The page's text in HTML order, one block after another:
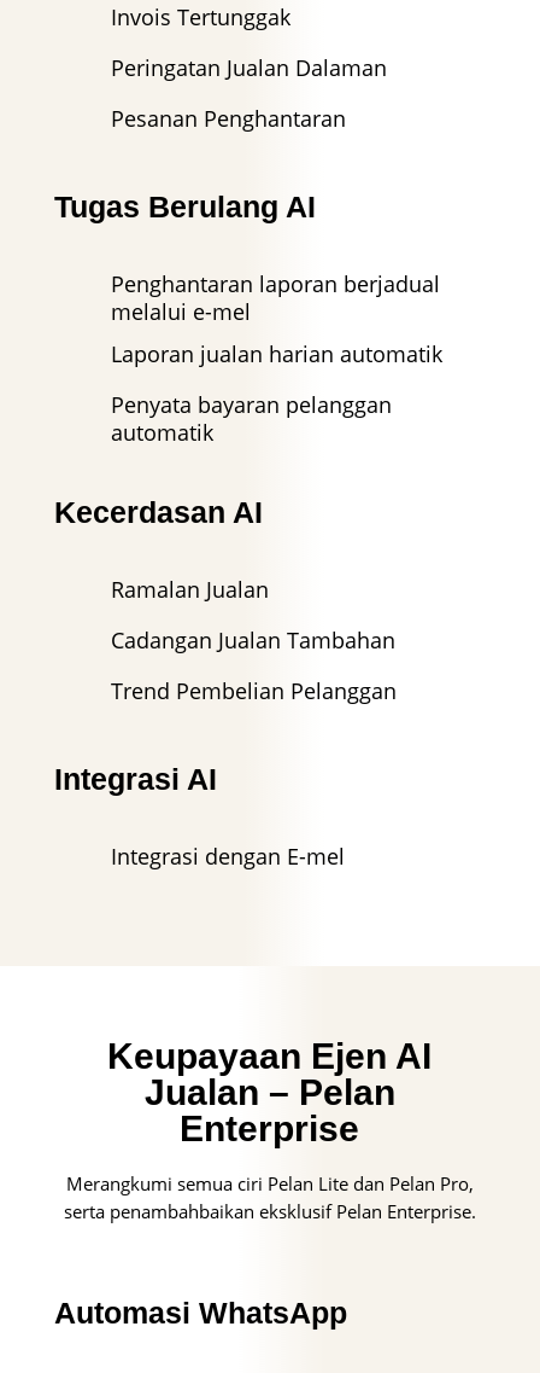
Invois Tertunggak
Peringatan Jualan Dalaman
Pesanan Penghantaran
Tugas Berulang AI
Penghantaran laporan berjadual
melalui e-mel
Laporan jualan harian automatik
Penyata bayaran pelanggan
automatik
Kecerdasan AI
Ramalan Jualan
Cadangan Jualan Tambahan
Trend Pembelian Pelanggan
Integrasi AI
Integrasi dengan E-mel
Keupayaan Ejen AI
Jualan – Pelan
Enterprise
Merangkumi semua ciri Pelan Lite dan Pelan Pro,
serta penambahbaikan eksklusif Pelan Enterprise.
Automasi WhatsApp